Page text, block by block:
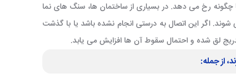
چگونه رخ می دهد. در بسیاری از ساختمان ها، سنگ های نما
اگر این اتصال به درستی انجام نشده باشد یا با گذشت
لق شده و احتمال سقوط آن ها افزایش می یابد.
از جمله: